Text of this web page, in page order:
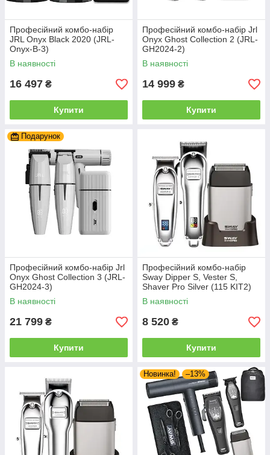
Професійний комбо-набір
JRL Onyx Black 2020 (JRL-
Onyx-B-3)
В наявності
16 497 ₴
Купити
Професійний комбо-набір Jrl
Onyx Ghost Collection 2 (JRL-
GH2024-2)
В наявності
14 999 ₴
Купити
Подарунок
Професійний комбо-набір Jrl
Onyx Ghost Collection 3 (JRL-
GH2024-3)
В наявності
21 799 ₴
Купити
Професійний комбо-набір
Sway Dipper S, Vester S,
Shaver Pro Silver (115 KIT2)
В наявності
8 520 ₴
Купити
Новинка! –13%